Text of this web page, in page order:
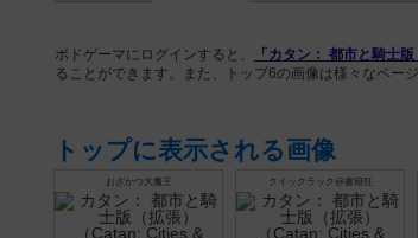
ボドゲーマにログインすると、 「カタン： 都市と騎士
ることができます。また、トップ6の画像は様々なペー
トップに表示される画像
おざかつ大魔王 クイックラック@書籍狂